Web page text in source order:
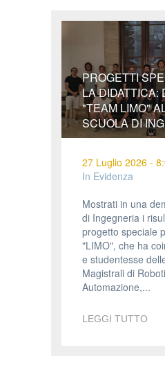
PROGETTI
LA DIDATTICA:
"TEAM LIMO"
SCUOLA DI
27 Luglio 2026 -
In Evidenza
Mostrati in una
di Ingegneria i
progetto speciale
"LIMO", che ha
e studentesse
Magistrali di
Automazione,...
LEGGI TUTTO